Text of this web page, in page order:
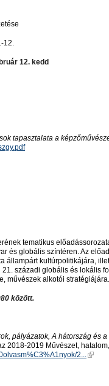
kurátorok
12.
12. kedd
tapasztalata a
pénz,
tematikus
és globális színtéren. Az
állampárt kultúrpolitikájára,
századi globális és lokális
művészek alkotói stratégiájára.
között.
pályázatok, A hátország és
2018-2019 Művészet,
2...